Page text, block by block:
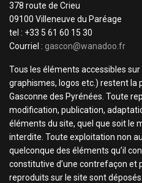
378 route de Crieu
09100 Villeneuve du Paréage
tel : +33 5 61 60 15 30
Courriel : gascon@wanadoo.fr
Tous les éléments accessibles
graphismes, logos etc.) restent la
Gasconne des Pyrénées. Toute
modification, publication,
éléments du site, quel que soit le
interdite. Toute exploitation non
quelconque des éléments qu’il
constitutive d’une contrefaçon et
reproduits sur le site sont